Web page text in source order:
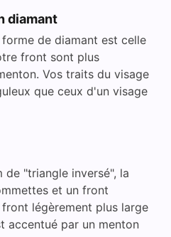
diamant
de diamant est celle
front sont plus
Vos traits du visage
que ceux d'un visage
de "triangle inversé", la
et un front
légèrement plus large
accentué par un menton